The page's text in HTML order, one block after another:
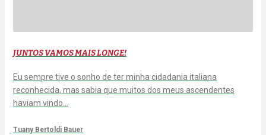
JUNTOS VAMOS MAIS LONGE!
Eu sempre tive o sonho de ter minha cidadania italiana
reconhecida, mas sabia que muitos dos meus ascendentes
haviam vindo…
Tuany Bertoldi Bauer